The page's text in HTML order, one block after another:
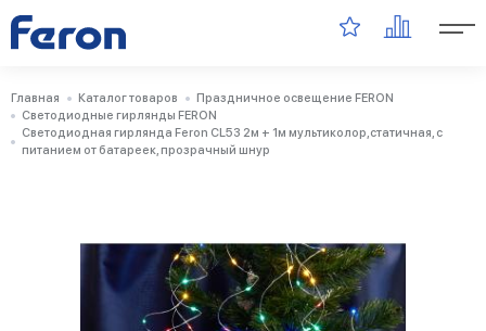
Главная Каталог товаров
Праздничное освещение FERON
Светодиодные гирлянды FERON
Светодиодная гирлянда Feron CL53 2м + 1м мультиколор,статичная, с
питанием от батареек, прозрачный шнур